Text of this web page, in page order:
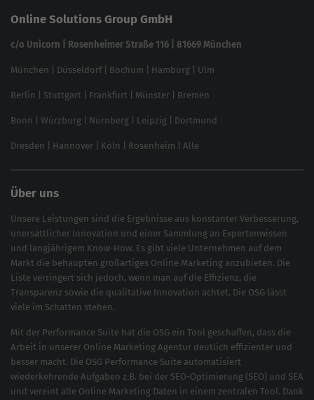
feed2content.ai
In ChatGPT gefunden werden
Linkbuilding 2025
Local SEO
SEO für Online Shops
Brand Monitoring 2025
Online Solutions Group GmbH
c/o Unicorn | Rosenheimer Straße 116 | 81669 München
München Düsseldorf| Bochum Hamburg Ulm
Berlin Stuttgart Frankfurt Münster Bremen
Bonn Würzburg Nürnberg Leipzig Dortmund
Dresden Hannover Köln Rosenheim Alle
Über uns
Unsere Leistungen sind die Ergebnisse aus konstanter Verbesserung,
unersättlicher Innovation und einer Sammlung an Expertenwissen
und langjährigem Know-How. Es gibt viele Unternehmen auf dem
Markt die behaupten großartiges Online Marketing anzubieten. Die
Liste verringert sich jedoch, wenn man auf die Effizienz, die
Transparenz sowie die qualitative Innovation achtet. Die OSG lässt
viele im Schatten stehen.
Mit der Performance Suite hat die OSG ein Tool geschaffen, dass die
Arbeit in unserer Online Marketing Agentur deutlich effizienter und
besser macht. Die OSG Performance Suite automatisiert
wiederkehrende Aufgaben z.B. bei der SEO-Optimierung (SEO) und SEA
und vereint alle Online Marketing Daten in einem zentralen Tool. Dank